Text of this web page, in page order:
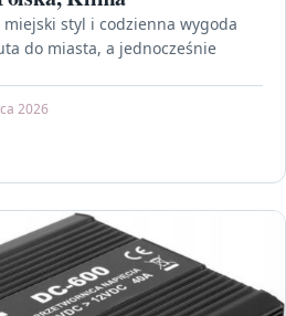
miejski styl i codzienna wygoda
do miasta, a jednocześnie
2026